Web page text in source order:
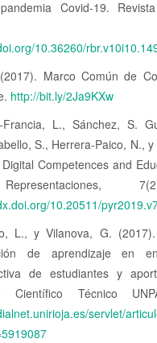
Covid-19.
10.36260/
Marco Común de
http://bit.ly/2Ja9KXw
Francia, L., Sánchez, S.
S., Herrera-Paico, N.,
Competences and
10.20511/
L., y Vilanova, G.
de aprendizaje en
de estudiantes y
Científico Técnico
servlet/